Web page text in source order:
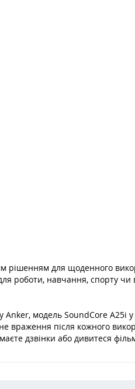
рішенням для щоденного
роботи, навчання, спорту чи
модель SoundCore A25i у
враження після кожного
дзвінки або дивитеся